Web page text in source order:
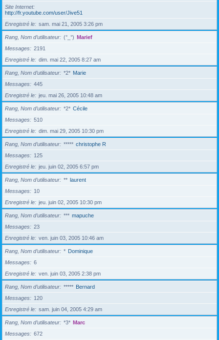
Site Internet
http://fr.youtube.com/user/Jive51
Enregistré le
sam. mai 21, 2005 3:26 pm
Rang, Nom d’utilisateur (°_°) Marief
Messages
2191
Enregistré le
dim. mai 22, 2005 8:27 am
Rang, Nom d’utilisateur *2* Marie
Messages
445
Enregistré le
jeu. mai 26, 2005 10:48 am
Rang, Nom d’utilisateur *2* Cécile
Messages
510
Enregistré le
dim. mai 29, 2005 10:30 pm
Rang, Nom d’utilisateur ***** christophe R
Messages
125
Enregistré le
jeu. juin 02, 2005 6:57 pm
Rang, Nom d’utilisateur ** laurent
Messages
10
Enregistré le
jeu. juin 02, 2005 10:30 pm
Rang, Nom d’utilisateur *** mapuche
Messages
23
Enregistré le
ven. juin 03, 2005 10:46 am
Rang, Nom d’utilisateur * Dominique
Messages
6
Enregistré le
ven. juin 03, 2005 2:38 pm
Rang, Nom d’utilisateur ***** Bernard
Messages
120
Enregistré le
sam. juin 04, 2005 4:29 am
Rang, Nom d’utilisateur *3* Marc
Messages
672